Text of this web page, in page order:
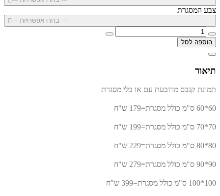
צבע המסגרת
--- בחרו אפשרויות ---
הוספה לסל
תיאור
תמונת קנבס מרובעת עם או בלי מסגרת
60*60 ס"מ כולל מסגרת=179 ש"ח
70*70 ס"מ כולל מסגרת=199 ש"ח
80*80 ס"מ כולל מסגרת=229 ש"ח
90*90 ס"מ כולל מסגרת=279 ש"ח
100*100 ס"מ כולל מסגרת=399 ש"ח